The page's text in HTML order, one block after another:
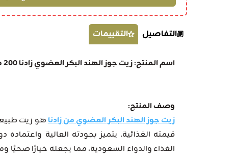
التفاصيل التقييمات
اسم المنتج: زيت جوز الهند البكر العضوي زادنا 200 مل
وصف المنتج:
زيت جوز الهند البكر العضوي من زادنا
قيمته الغذائية. يتميز بجودته العالية
الغذاء والدواء السعودية، مما يجعله خيارًا صحيًا